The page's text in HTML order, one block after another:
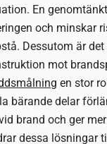
En
och minskar
Dessutom är
mot
en stor
bärande delar
brand och ger
dessa lösningar